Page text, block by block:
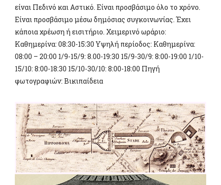
είναι Πεδινό και Αστικό. Είναι προσβάσιμο όλο το χρόνο.
Είναι προσβάσιμο μέσω δημόσιας συγκοινωνίας. Έχει
κάποια χρέωση ή εισιτήριο. Χειμερινό ωράριο:
Καθημερίνα: 08:30-15:30 Υψηλή περίοδος: Καθημερίνα:
08:00 – 20:00 1/9-15/9: 8.00-19:30 15/9-30/9: 8:00-19:00 1/10-
15/10: 8:00-18:30 15/10-30/10: 8:00-18:00 Πηγή
φωτογραφιών: Βικιπαίδεια